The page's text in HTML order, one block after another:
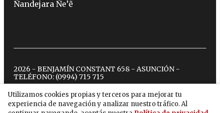
Utilizamos cookies propias y terceros para mejorar tu
experiencia de navegación y analizar nuestro tráfico. Al
Ñandejara Ñe’ẽ
2026 - BENJAMÍN CONSTANT 658 - ASUNCIÓN -
TELÉFONO: (0994) 715 715
twitterinstagram
facebook
tiktokyoutubespotify